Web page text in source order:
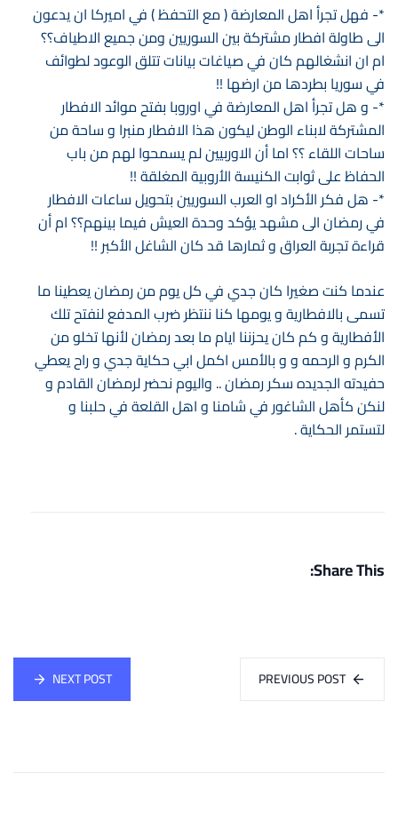
*- فهل تجرأ اهل المعارضة ( مع التحفظ ) في اميركا ان يدعون
الى طاولة افطار مشتركة بين السوريين ومن جميع الاطياف؟؟
ام ان انشغالهم كان في صياغات بيانات تتلق الوعود لطوائف
في سوريا بطردها من ارضها !!
*- و هل تجرأ اهل المعارضة في اوروبا بفتح موائد الافطار
المشتركة لابناء الوطن ليكون هذا الافطار منبرا و ساحة من
ساحات اللقاء ؟؟ اما أن الاوربيين لم يسمحوا لهم من باب
الحفاظ على ثوابت الكنيسة الأروبية المغلقة !!
*- هل فكر الأكراد او العرب السوريين بتحويل ساعات الافطار
في رمضان الى مشهد يؤكد وحدة العيش فيما بينهم؟؟ ام أن
قراءة تجربة العراق و ثمارها قد كان الشاغل الأكبر !!
عندما كنت صغيرا كان جدي في كل يوم من رمضان يعطينا ما
تسمى بالافطارية و يومها كنا ننتظر ضرب المدفع لنفتح تلك
الأفطارية و كم كان يحزننا ايام ما بعد رمضان لأنها تخلو من
الكرم و الرحمه و و بالأمس اكمل ابي حكاية جدي و راح يعطي
حفيدته الجديده سكر رمضان .. واليوم نحضر لرمضان القادم و
لنكن كأهل الشاغور في شامنا و اهل القلعة في حلبنا و
لتستمر الحكاية .
Share This:
PREVIOUS POST
NEXT POST